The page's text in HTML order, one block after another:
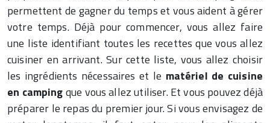
permettent de gagner du temps et vous aident à gérer
votre temps. Déjà pour commencer, vous allez faire
une liste identifiant toutes les recettes que vous allez
cuisiner en arrivant. Sur cette liste, vous allez choisir
les ingrédients nécessaires et le matériel de cuisine
en campingque vous allez utiliser. Et vous pouvez déjà
préparer le repas du premier jour. Si vous envisagez de